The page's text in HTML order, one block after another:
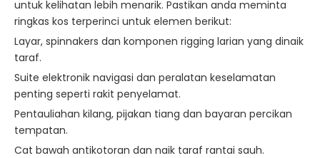
untuk kelihatan lebih menarik. Pastikan anda meminta
ringkas kos terperinci untuk elemen berikut:
Layar, spinnakers dan komponen rigging larian yang dinaik
taraf.
Suite elektronik navigasi dan peralatan keselamatan
penting seperti rakit penyelamat.
Pentauliahan kilang, pijakan tiang dan bayaran percikan
tempatan.
Cat bawah antikotoran dan naik taraf rantai sauh.